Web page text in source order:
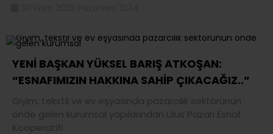
YENİ BAŞKAN YÜKSEL BARIŞ ATKOŞAN:
“ESNAFIMIZIN HAKKINA SAHİP ÇIKACAĞIZ..”
Giyim, tekstil ve ev eşyasında pazarcılık sektörünün
önde gelen kurumsal yapılarından Ulus Pazarı Esnaf
Kooperatifi